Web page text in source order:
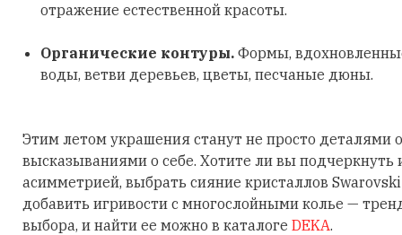
отражение естественной красоты.
Органические контуры. Формы,
воды, ветви деревьев, цветы, песчаные дюны.
Этим летом украшения станут не просто деталями
высказываниями о себе. Хотите ли вы подчеркнуть
асимметрией, выбрать сияние кристаллов
добавить игривости с многослойными колье —
выбора, и найти ее можно в каталоге DEKA.